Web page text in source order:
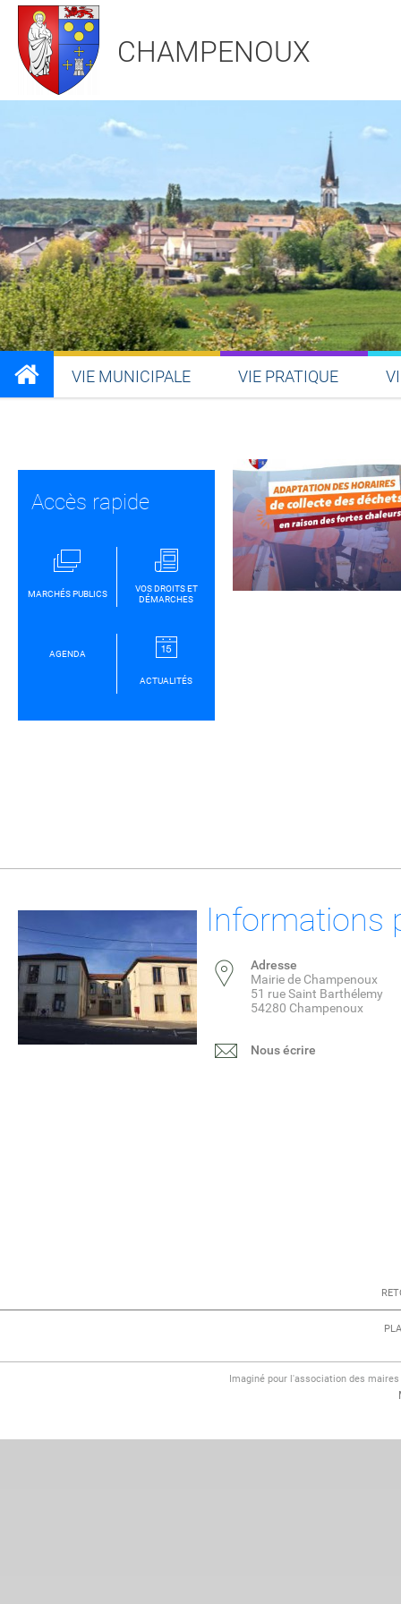
CHAMPENOUX
VIE MUNICIPALE VIE PRATIQUE
Accès rapide
MARCHÉS PUBLICS
VOS DROITS ET
DÉMARCHES
AGENDA
ACTUALITÉS
Informations
Adresse
Mairie de Champenoux
51 rue Saint Barthélemy
54280 Champenoux
Nous écrire
Imaginé pour l'association des